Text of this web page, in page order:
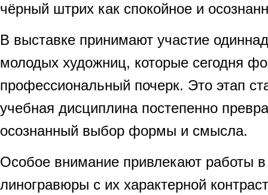
чёрный штрих как спокойное и
В выставке принимают участие
молодых художниц, которые сегодня
профессиональный почерк. Это этап
учебная дисциплина постепенно
осознанный выбор формы и смысла.
Особое внимание привлекают работы в
линогравюры с их характерной